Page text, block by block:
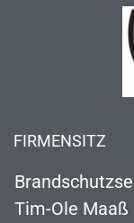
FIRMENSITZ
Tim-Ole Maaß